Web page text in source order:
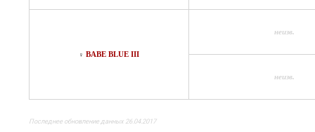
♀ BABE BLUE III
неизв.
неизв.
Последнее обновление данных 26.04.2017